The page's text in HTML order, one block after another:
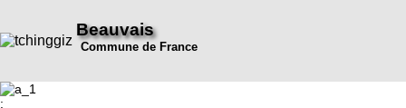
Beauvais
Commune de France
: